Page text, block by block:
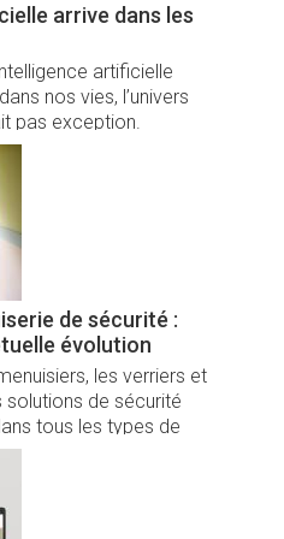
arrive dans les
artificielle
nos vies, l’univers
pas exception.
de sécurité :
évolution
les verriers et
de sécurité
tous les types de
dangers et